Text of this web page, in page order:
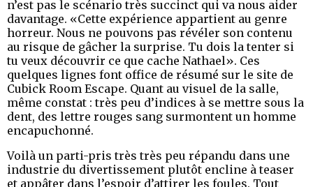
n’est pas le scénario très succinct qui va nous aider
davantage. «Cette expérience appartient au genre
horreur. Nous ne pouvons pas révéler son contenu
au risque de gâcher la surprise. Tu dois la tenter si
tu veux découvrir ce que cache Nathael». Ces
quelques lignes font office de résumé sur le site de
Cubick Room Escape. Quant au visuel de la salle,
même constat : très peu d’indices à se mettre sous la
dent, des lettre rouges sang surmontent un homme
encapuchonné.
Voilà un parti-pris très très peu répandu dans une
industrie du divertissement plutôt encline à teaser
et appâter dans l’espoir d’attirer les foules. Tout